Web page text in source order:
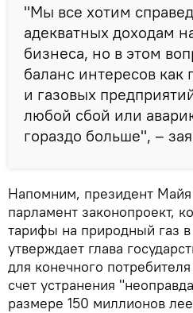
"Мы все хотим
адекватных доходам
бизнеса, но в этом
баланс интересов как
и газовых
любой сбой или
гораздо больше", –
Напомним, президент
парламент законопроект,
тарифы на природный газ
утверждает глава
для конечного
счет устранения
размере 150 миллионов